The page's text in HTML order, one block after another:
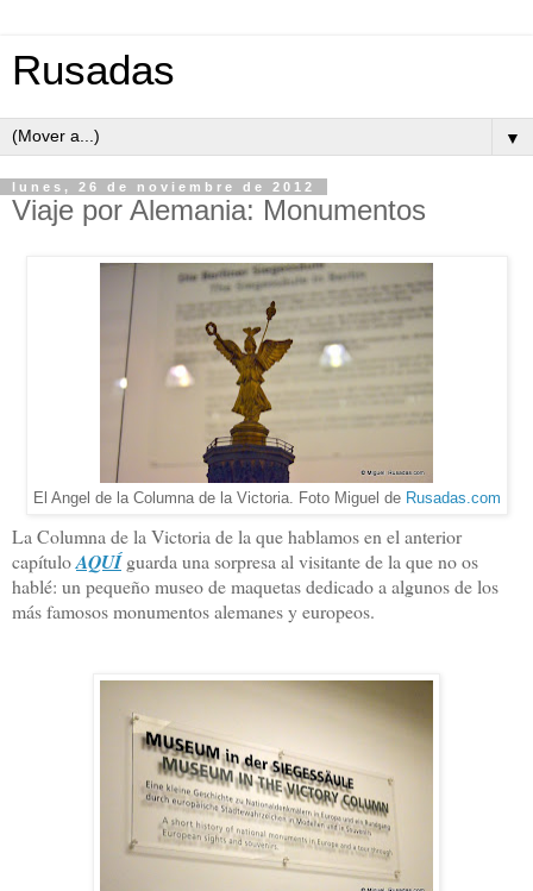
Rusadas
▼
lunes, 26 de noviembre de 2012
Viaje por Alemania: Monumentos
El Angel de la Columna de la Victoria. Foto Miguel de Rusadas.com
La Columna de la Victoria de la que hablamos en el anterior
capítuloAQUÍguarda una sorpresa al visitante de la que no os
hablé: un pequeño museo de maquetas dedicado a algunos de los
más famosos monumentos alemanes y europeos.